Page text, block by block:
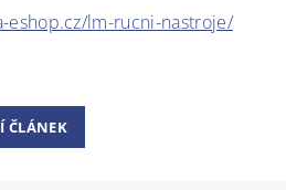
lm-rucni-nastroje/
ČLÁNEK